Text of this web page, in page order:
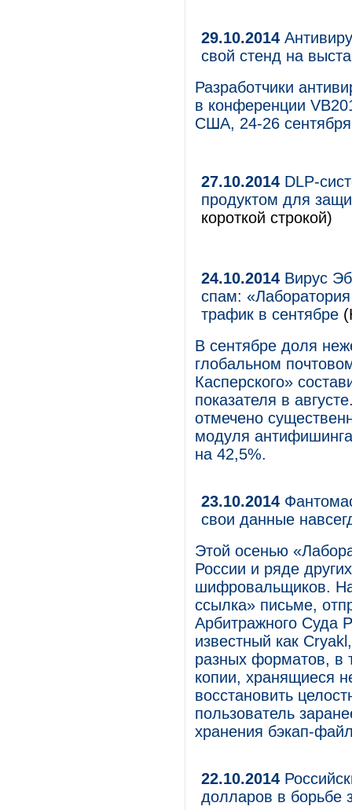
29.10.2014
свой стенд на
Разработчики
в конференции
США, 24-26
27.10.2014 DLP-
продуктом для
короткой строкой)
24.10.2014 Вирус
спам:
трафик в сентябре
В сентябре доля
глобальном
Касперского»
показателя в
отмечено
модуля
на 42,5%.
23.10.2014
свои данные
Этой осенью
России и ряде
шифровальщиков.
ссылка» письме,
Арбитражного Суда
известный как
разных форматов, в
копии, хранящиеся
восстановить
пользователь
хранения бэкап-
22.10.2014
долларов в борьбе